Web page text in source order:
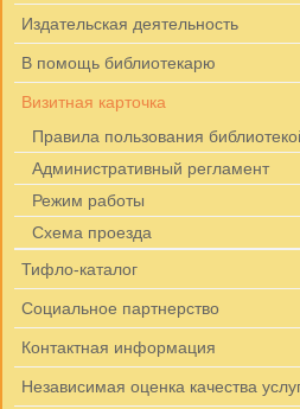
Издательская деятельность
В помощь библиотекарю
Визитная карточка
Правила пользования
Административный регламент
Режим работы
Схема проезда
Тифло-каталог
Социальное партнерство
Контактная информация
Независимая оценка качества